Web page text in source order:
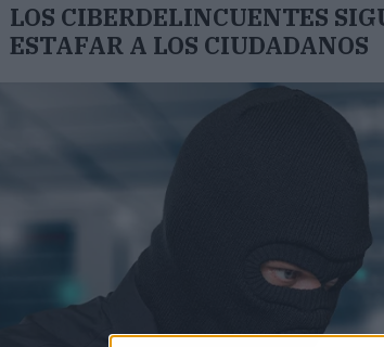
LOS CIBERDELINCUENTES
ESTAFAR A LOS CIUDADANOS